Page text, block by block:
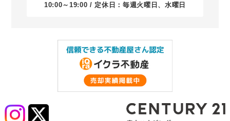
10:00～19:00 / 定休日：毎週火曜日、水曜日